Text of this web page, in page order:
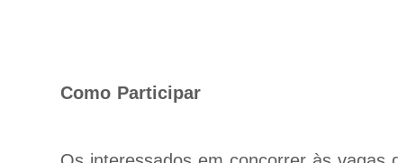
Como Participar